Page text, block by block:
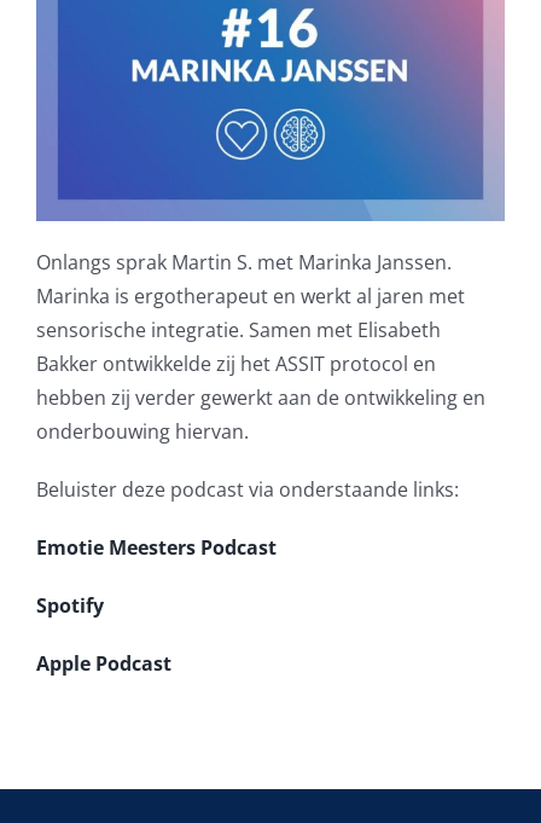
Onlangs sprak Martin S. met Marinka Janssen.
Marinka is ergotherapeut en werkt al jaren met
sensorische integratie. Samen met Elisabeth
Bakker ontwikkelde zij het ASSIT protocol en
hebben zij verder gewerkt aan de ontwikkeling en
onderbouwing hiervan.
Beluister deze podcast via onderstaande links:
Emotie Meesters Podcast
Spotify
Apple Podcast